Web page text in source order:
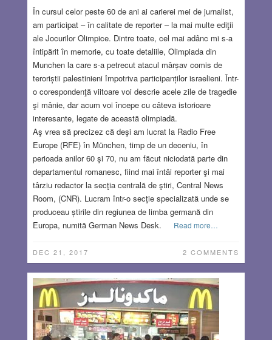
În cursul celor peste 60 de ani ai carierei mei de jurnalist,
am participat – în calitate de reporter – la mai multe ediţii
ale Jocurilor Olimpice. Dintre toate, cel mai adânc mi s-a
întipărit în memorie, cu toate detaliile, Olimpiada din
Munchen la care s-a petrecut atacul mârșav comis de
teroriștii palestinieni împotriva participanților israelieni. Într-
o corespondenţă viitoare voi descrie acele zile de tragedie
şi mânie, dar acum voi începe cu câteva istorioare
interesante, legate de această olimpiadă.
Aş vrea să precizez că deşi am lucrat la Radio Free
Europe (RFE) în München, timp de un deceniu, în
perioada anilor 60 şi 70, nu am făcut niciodată parte din
departamentul romanesc, fiind mai întâi reporter şi mai
târziu redactor la secţia centrală de ştiri, Central News
Room, (CNR). Lucram într-o secţie specializată unde se
produceau știrile din regiunea de limba germană din
Europa, numită German News Desk.
Read more…
DEC 21, 2017 2 COMMENTS